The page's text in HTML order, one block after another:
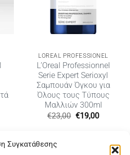
Συγκατάθεσης
LOREAL PROFESSIONEL
L’Oreal Professionnel
Serie Expert Serioxyl
Σαμπουάν Όγκου για
Όλους τους Τύπους
Μαλλιών 300ml
€23,00 Original
price
€19,00Η
€19,00.